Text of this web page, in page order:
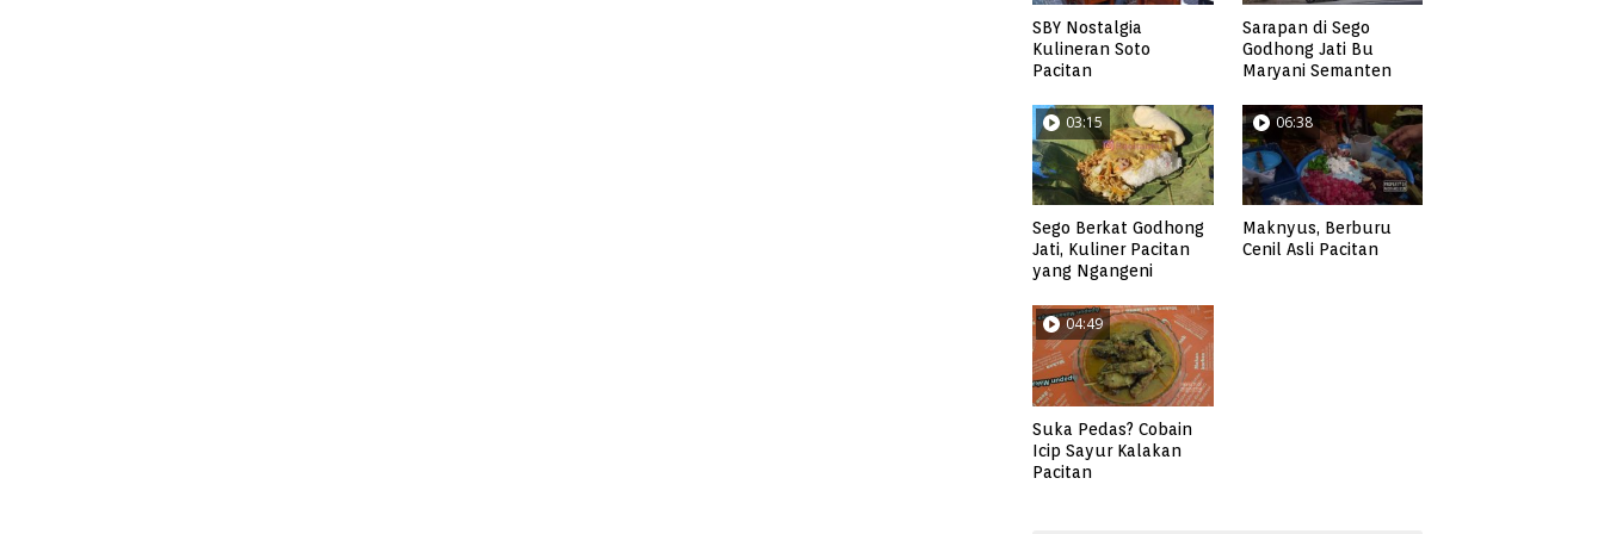
SBY Nostalgia
Kulineran Soto
Pacitan
Sarapan di Sego
Godhong Jati Bu
Maryani Semanten
03:15
Sego Berkat Godhong
Jati, Kuliner Pacitan
yang Ngangeni
06:38
Maknyus, Berburu
Cenil Asli Pacitan
04:49
Suka Pedas? Cobain
Icip Sayur Kalakan
Pacitan